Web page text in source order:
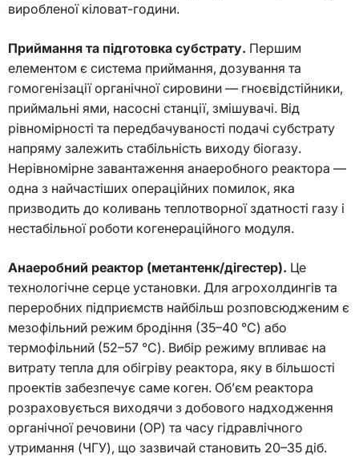
виробленої кіловат-години.
Приймання та підготовка субстрату. Першим
елементом є система приймання, дозування та
гомогенізації органічної сировини — гноєвідстійники,
приймальні ями, насосні станції, змішувачі. Від
рівномірності та передбачуваності подачі субстрату
напряму залежить стабільність виходу біогазу.
Нерівномірне завантаження анаеробного реактора —
одна з найчастіших операційних помилок, яка
призводить до коливань теплотворної здатності газу і
нестабільної роботи когенераційного модуля.
Анаеробний реактор (метантенк/дігестер). Це
технологічне серце установки. Для агрохолдингів та
переробних підприємств найбільш розповсюдженим є
мезофільний режим бродіння (35–40 °C) або
термофільний (52–57 °C). Вибір режиму впливає на
витрату тепла для обігріву реактора, яку в більшості
проектів забезпечує саме коген. Об’єм реактора
розраховується виходячи з добового надходження
органічної речовини (ОР) та часу гідравлічного
утримання (ЧГУ), що зазвичай становить 20–35 діб.